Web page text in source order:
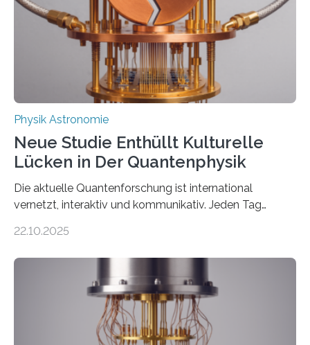
Der lange diskutierte Thorium-Kernübergang wurde
gefunden. Kurz darauf konnte man zeigen, dass sich
Thorium tatsächlich nutzen lässt, um hochpräzise…
Physik Astronomie
Neue Studie Enthüllt Kulturelle
Lücken in Der Quantenphysik
Die aktuelle Quantenforschung ist international
vernetzt, interaktiv und kommunikativ. Jeden Tag
oft von Autor*innen, die eng zusammenarbeiten. Neue
werden schnell weiterentwickelt. Dies ist der Alltag in
der Forschung der Quantentheorie, die dieses Jahr 100
Jahre alt geworden ist, weshalb die UNESCO 2025 zum
Internationalen Jahr der Quantenwissenschaft und -
22.10.2025